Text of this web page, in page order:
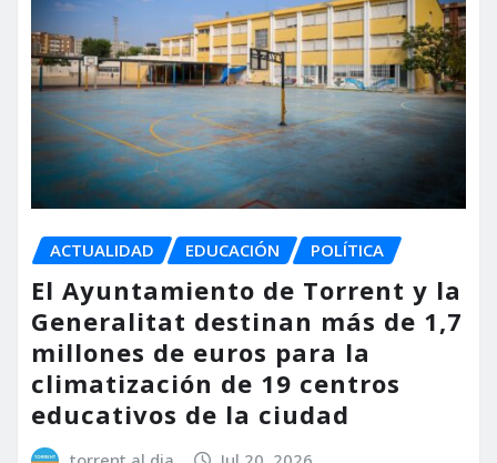
ACTUALIDAD EDUCACIÓN POLÍTICA
El Ayuntamiento de Torrent y la
Generalitat destinan más de 1,7
millones de euros para la
climatización de 19 centros
educativos de la ciudad